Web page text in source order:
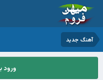
آهنگ جدید
ورود